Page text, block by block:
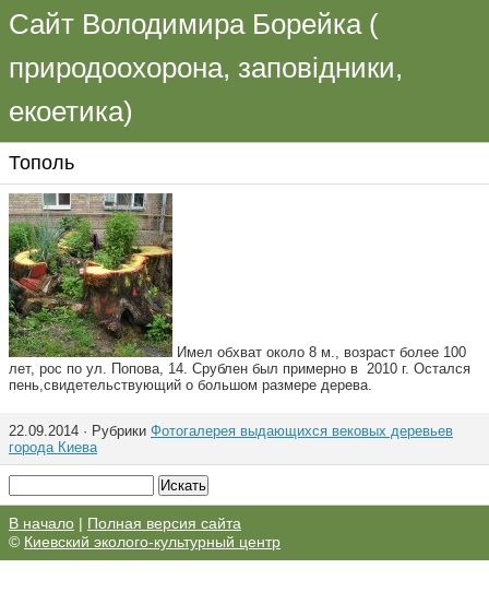
Сайт Володимира Борейка (
природоохорона, заповідники,
екоетика)
Тополь
Имел обхват около 8 м., возраст более 100
лет, рос по ул. Попова, 14. Срублен был примерно в 2010 г. Остался
пень,свидетельствующий о большом размере дерева.
22.09.2014 · Рубрики Фотогалерея выдающихся вековых деревьев
города Киева
В начало | Полная версия сайта
© Киевский эколого-культурный центр